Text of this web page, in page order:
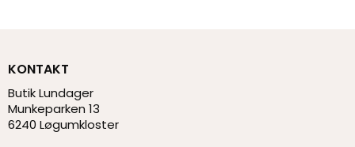
KONTAKT
Butik Lundager
Munkeparken 13
6240 Løgumkloster